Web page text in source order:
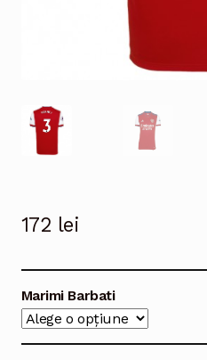
172 lei
Marimi Barbati